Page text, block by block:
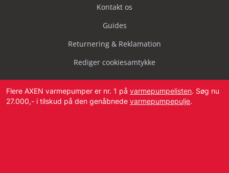
Kontakt os
Guides
Returnering & Reklamation
Rediger cookiesamtykke
Flere AXEN varmepumper er nr. 1 på varmepumpelisten. Søg nu
27.000,- i tilskud på den genåbnede varmepumpepulje.